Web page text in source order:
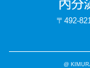
〒492-
@